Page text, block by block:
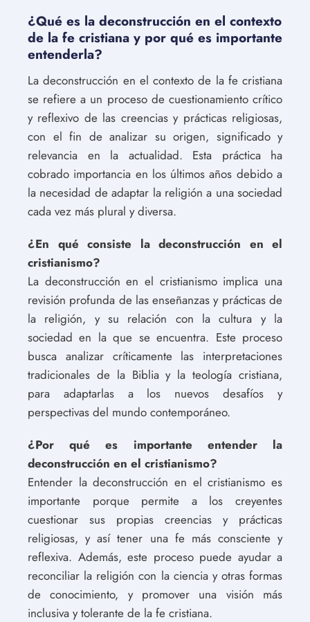
¿Qué es la deconstrucción en el contexto
de la fe cristiana y por qué es importante
entenderla?
La deconstrucción en el contexto de la fe cristiana
se refiere a un proceso de cuestionamiento crítico
y reflexivo de las creencias y prácticas religiosas,
con el fin de analizar su origen, significado y
relevancia en la actualidad. Esta práctica ha
cobrado importancia en los últimos años debido a
la necesidad de adaptar la religión a una sociedad
cada vez más plural y diversa.
¿En qué consiste la deconstrucción en el
cristianismo?
La deconstrucción en el cristianismo implica una
revisión profunda de las enseñanzas y prácticas de
la religión, y su relación con la cultura y la
sociedad en la que se encuentra. Este proceso
busca analizar críticamente las interpretaciones
tradicionales de la Biblia y la teología cristiana,
para adaptarlas a los nuevos desafíos y
perspectivas del mundo contemporáneo.
¿Por qué es importante entender la
deconstrucción en el cristianismo?
Entender la deconstrucción en el cristianismo es
importante porque permite a los creyentes
cuestionar sus propias creencias y prácticas
religiosas, y así tener una fe más consciente y
reflexiva. Además, este proceso puede ayudar a
reconciliar la religión con la ciencia y otras formas
de conocimiento, y promover una visión más
inclusiva y tolerante de la fe cristiana.